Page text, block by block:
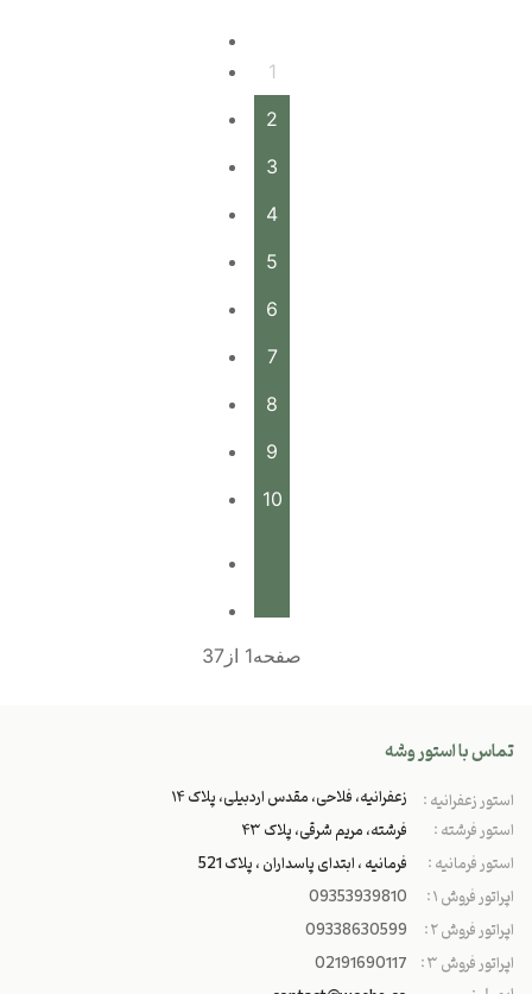
1
2
3
4
5
6
7
8
9
10
صفحه1 از37
تماس با استور وشه
استور زعفرانیه : زعفرانیه، فلاحی، مقدس اردبیلی، پلاک ۱۴
استور فرشته :
فرشته، مریم شرقی، پلاک ۴۳
استور فرمانیه :
فرمانیه ، ابتدای پاسداران ، پلاک 521
اپراتور فروش ۱ :
09353939810
اپراتور فروش ۲ :
09338630599
اپراتور فروش ۳ :
02191690117